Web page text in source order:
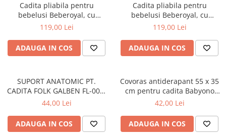
Cadita pliabila pentru
bebelusi Beberoyal, cu
termometru digital si dop de
002
119,00 Lei
ADAUGA IN COS
Cadita pliabila pentru
bebelusi Beberoyal, cu
termometru digital si dop de
001
119,00 Lei
ADAUGA IN COS
SUPORT ANATOMIC PT.
CADITA FOLK GALBEN FL-003-
113
44,00 Lei
ADAUGA IN COS
Covoras antiderapant 55 x 35
cm pentru cadita Babyono
albastru 1345/01
42,00 Lei
ADAUGA IN COS